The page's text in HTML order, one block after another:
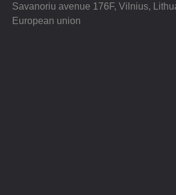
Savanoriu avenue 176F, Vilnius,
European union